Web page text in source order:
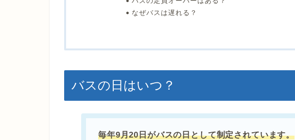
なぜバスは遅れる？
バスの日はいつ？
毎年9月20日がバスの日として制定されています。